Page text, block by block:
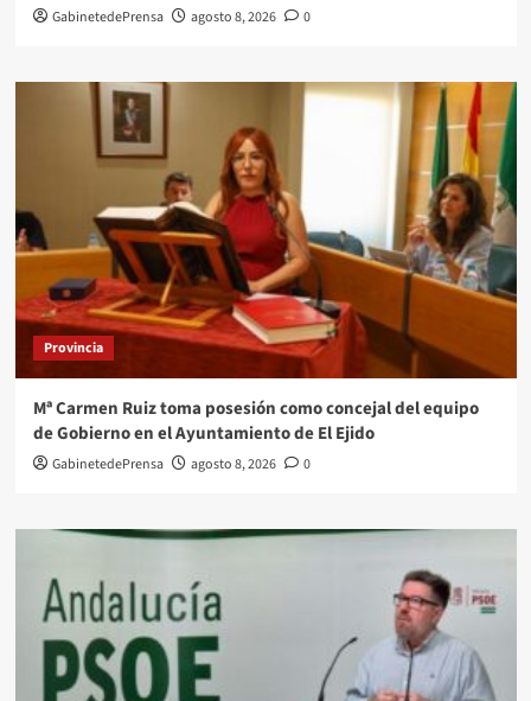
GabinetedePrensa agosto 8, 2026 0
Provincia
Mª Carmen Ruiz toma posesión como concejal del equipo
de Gobierno en el Ayuntamiento de El Ejido
GabinetedePrensa agosto 8, 2026 0